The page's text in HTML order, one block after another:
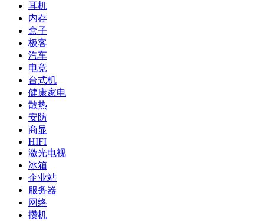
耳机
内存
盒子
极客
汽车
电竞
台式机
健康家电
散热
安防
商显
HIFI
激光电视
冰箱
企业站
服务器
网络
攒机